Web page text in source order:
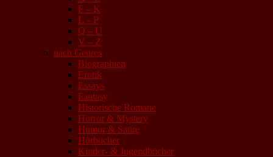
F – K
L – P
Q – U
V – Z
nach Genres
Biographien
Erotik
Essays
Fantasy
Historische Romane
Horror & Mystery
Humor & Satire
Hörbücher
Kinder- & Jugendbücher